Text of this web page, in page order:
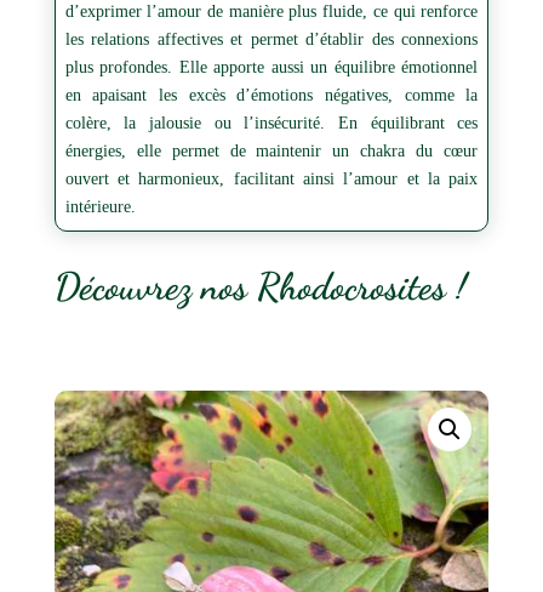
d’exprimer l’amour de manière plus fluide, ce qui renforce
les relations affectives et permet d’établir des connexions
plus profondes. Elle apporte aussi un équilibre émotionnel
en apaisant les excès d’émotions négatives, comme la
colère, la jalousie ou l’insécurité. En équilibrant ces
énergies, elle permet de maintenir un chakra du cœur
ouvert et harmonieux, facilitant ainsi l’amour et la paix
intérieure.
Découvrez nos Rhodocrosites !